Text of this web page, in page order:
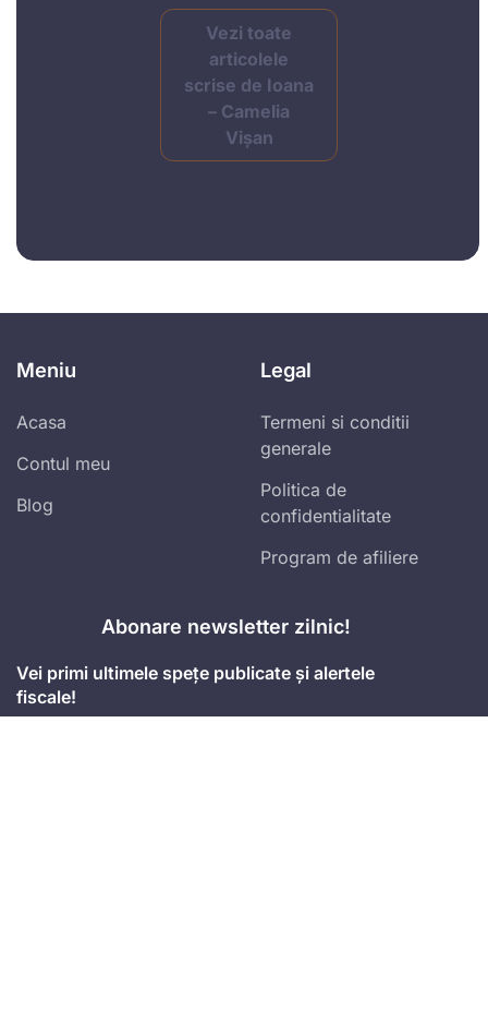
Vezi toate
articolele
scrise de Ioana
– Camelia
Vișan
Meniu
Acasa
Contul meu
Blog
Legal
Termeni si conditii
generale
Politica de
confidentialitate
Program de afiliere
Abonare newsletter zilnic!
Vei primi ultimele spețe publicate și alertele
fiscale!